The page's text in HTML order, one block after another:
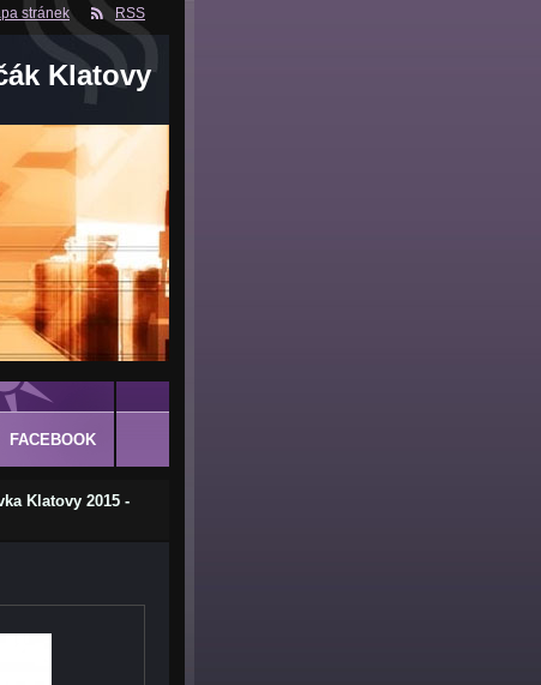
stránek RSS
Klatovy
Klatovy 2015 -
FACEBOOK